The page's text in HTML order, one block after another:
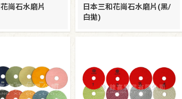
崗石水磨片
日本三和花崗石水磨片(黑/
白拋)